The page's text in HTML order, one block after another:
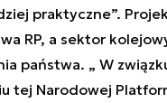
praktyczne”.
RP, a sektor
państwa. „ W
tej Narodowej